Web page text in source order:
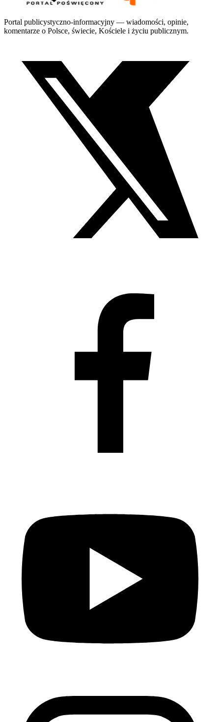
Portal publicystyczno-informacyjny — wiadomości, opinie,
komentarze o Polsce, świecie, Kościele i życiu publicznym.